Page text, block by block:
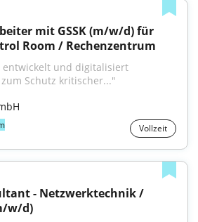
mit GSSK (m/w/d) für
Room / Rechenzentrum
entwickelt und digitalisiert
Schutz kritischer..."
Vollzeit
- Netzwerktechnik /
w/d)